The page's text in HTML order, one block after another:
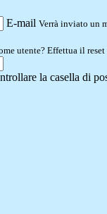
E-mail Verrà inviato un
utente? Effettua il
la casella di